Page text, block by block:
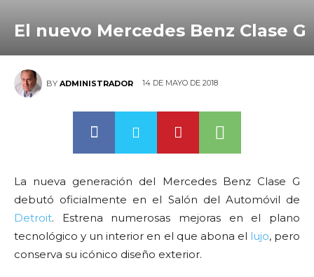
El nuevo Mercedes Benz Clase G
BY ADMINISTRADOR 14 DE MAYO DE 2018
La nueva generación del Mercedes Benz Clase G
debutó oficialmente en el Salón del Automóvil de
Detroit. Estrena numerosas mejoras en el plano
tecnológico y un interior en el que abona el lujo, pero
conserva su icónico diseño exterior.